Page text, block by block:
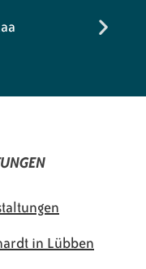
in Lübben